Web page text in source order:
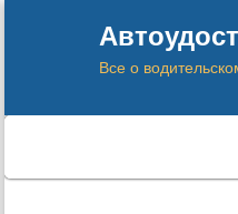
Все о